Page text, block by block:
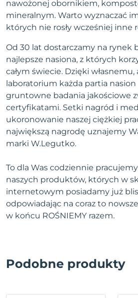
nawożonej obornikiem,
mineralnym. Warto wyznaczać
których nie rosły wcześniej inne
Od 30 lat dostarczamy na rynek
najlepsze nasiona, z których
całym świecie. Dzięki
laboratorium każda partia
gruntowne badania jakościowe
certyfikatami. Setki nagród i
ukoronowanie naszej ciężkiej
największą nagrodę uznajemy
marki W.Legutko.
To dla Was codziennie
naszych produktów, których w
internetowym posiadamy już
odpowiadając na coraz to
w końcu ROŚNIEMY razem.
Podobne produkty